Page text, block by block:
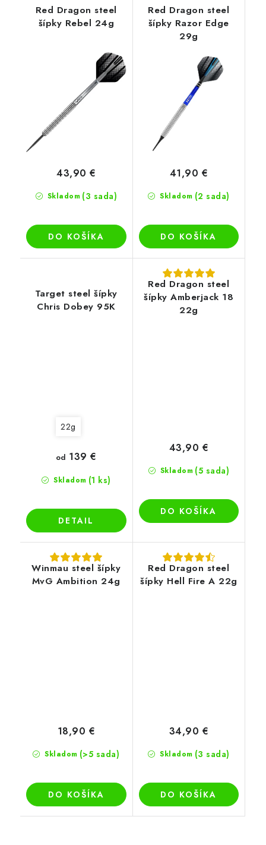
Red Dragon steel
šípky Rebel 24g
Skladom (3 sada)
43,90 €
DO KOŠÍKA
Red Dragon steel
šípky Razor Edge
29g
Skladom (2 sada)
41,90 €
DO KOŠÍKA
Target steel šípky
Chris Dobey 95K
22g
Skladom (1 ks)
od 139 €
DETAIL
Red Dragon steel
šípky Amberjack 18
22g
Skladom (5 sada)
43,90 €
DO KOŠÍKA
Winmau steel šípky
MvG Ambition 24g
Skladom (>5 sada)
18,90 €
DO KOŠÍKA
Red Dragon steel
šípky Hell Fire A 22g
Skladom (3 sada)
34,90 €
DO KOŠÍKA